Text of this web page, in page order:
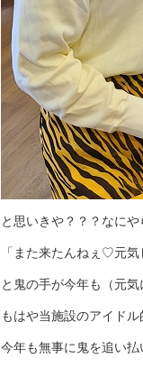
と思いきや？？？なに
「また来たんねぇ♡元
と鬼の手が今年も（元
もはや当施設のアイド
今年も無事に鬼を追い